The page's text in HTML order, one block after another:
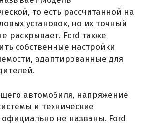
то есть рассчитанной на
установок, но их точный
раскрывает. Ford также
собственные настройки
адаптированные для
автомобиля, напряжение
и технические
официально не названы. Ford